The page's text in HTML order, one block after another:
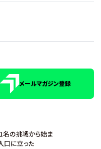
メールマガジン登録
の挑戦から始ま
口に立った